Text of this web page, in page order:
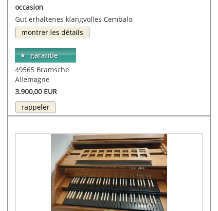
occasion
Gut erhaltenes klangvolles Cembalo
montrer les détails
49565 Bramsche
Allemagne
3.900,00 EUR
rappeler